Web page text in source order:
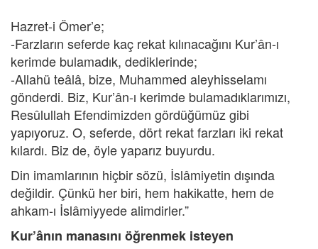
Hazret-i Ömer’e;
-Farzların seferde kaç rekat kılınacağını Kur’ân-ı
kerimde bulamadık, dediklerinde;
-Allahü teâlâ, bize, Muhammed aleyhisselamı
gönderdi. Biz, Kur’ân-ı kerimde bulamadıklarımızı,
Resûlullah Efendimizden gördüğümüz gibi
yapıyoruz. O, seferde, dört rekat farzları iki rekat
kılardı. Biz de, öyle yaparız buyurdu.
Din imamlarının hiçbir sözü, İslâmiyetin dışında
değildir. Çünkü her biri, hem hakikatte, hem de
ahkam-ı İslâmiyyede alimdirler.”
Kur’ânın manasını öğrenmek isteyen